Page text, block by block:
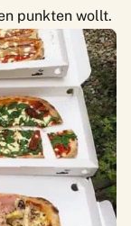
punkten wollt.